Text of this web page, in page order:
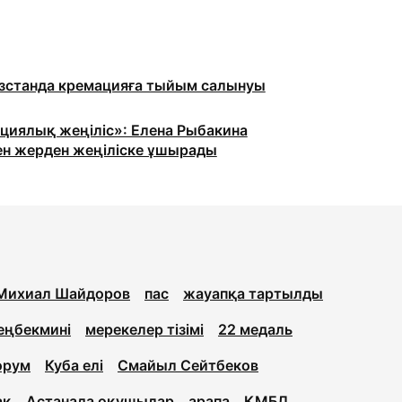
кремацияға тыйым салынуы
жеңіліс»: Елена Рыбакина
жерден жеңіліске ұшырады
Шайдоров пас
жауапқа тартылды
мерекелер тізімі
22 медаль
Куба елі
Смайыл Сейтбеков